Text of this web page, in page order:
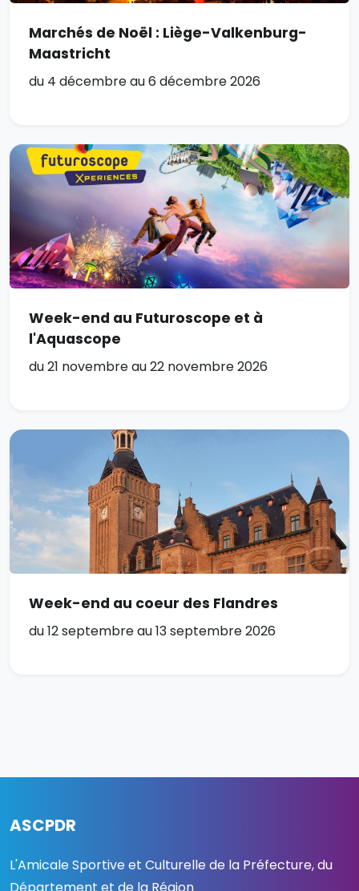
Marchés de Noël : Liège-Valkenburg-
Maastricht
du 4 décembre au 6 décembre 2026
Week-end au Futuroscope et à
l'Aquascope
du 21 novembre au 22 novembre 2026
Week-end au coeur des Flandres
du 12 septembre au 13 septembre 2026
ASCPDR
L'Amicale Sportive et Culturelle de la Préfecture, du